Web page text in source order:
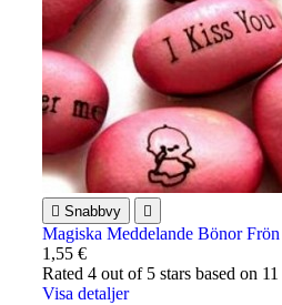
 Snabbvy 
Magiska Meddelande Bönor Frön
1,55 €
Rated4 out of 5 stars based on 11
Visa detaljer